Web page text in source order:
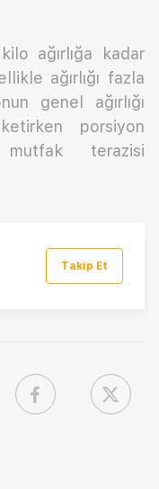
ağırlığa kadar
ağırlığı fazla
genel ağırlığı
porsiyon
terazisi
Takip Et